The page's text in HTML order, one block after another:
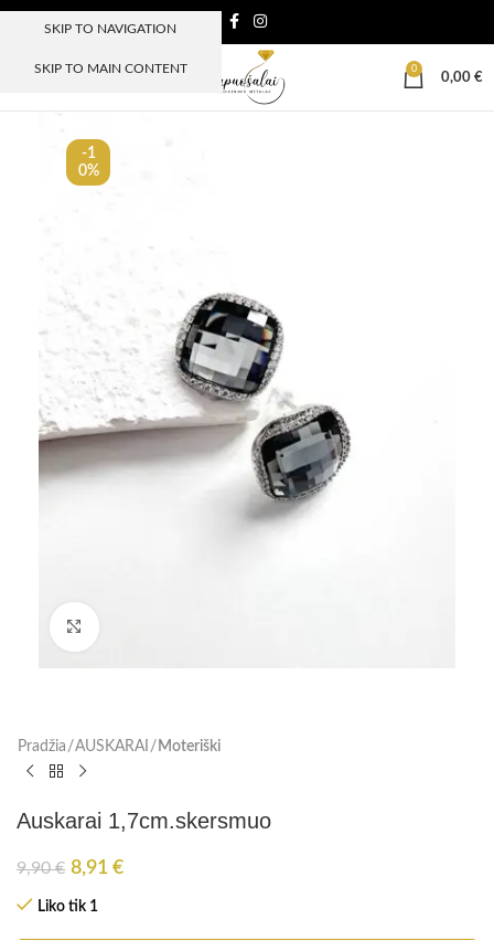
SKIP TO NAVIGATION
SKIP TO MAIN CONTENT
MENIU
0
0,00 €
-1
0%
Pradžia AUSKARAI Moteriški
Auskarai 1,7cm.skersmuo
9,90€ 8,91 €
Liko tik 1